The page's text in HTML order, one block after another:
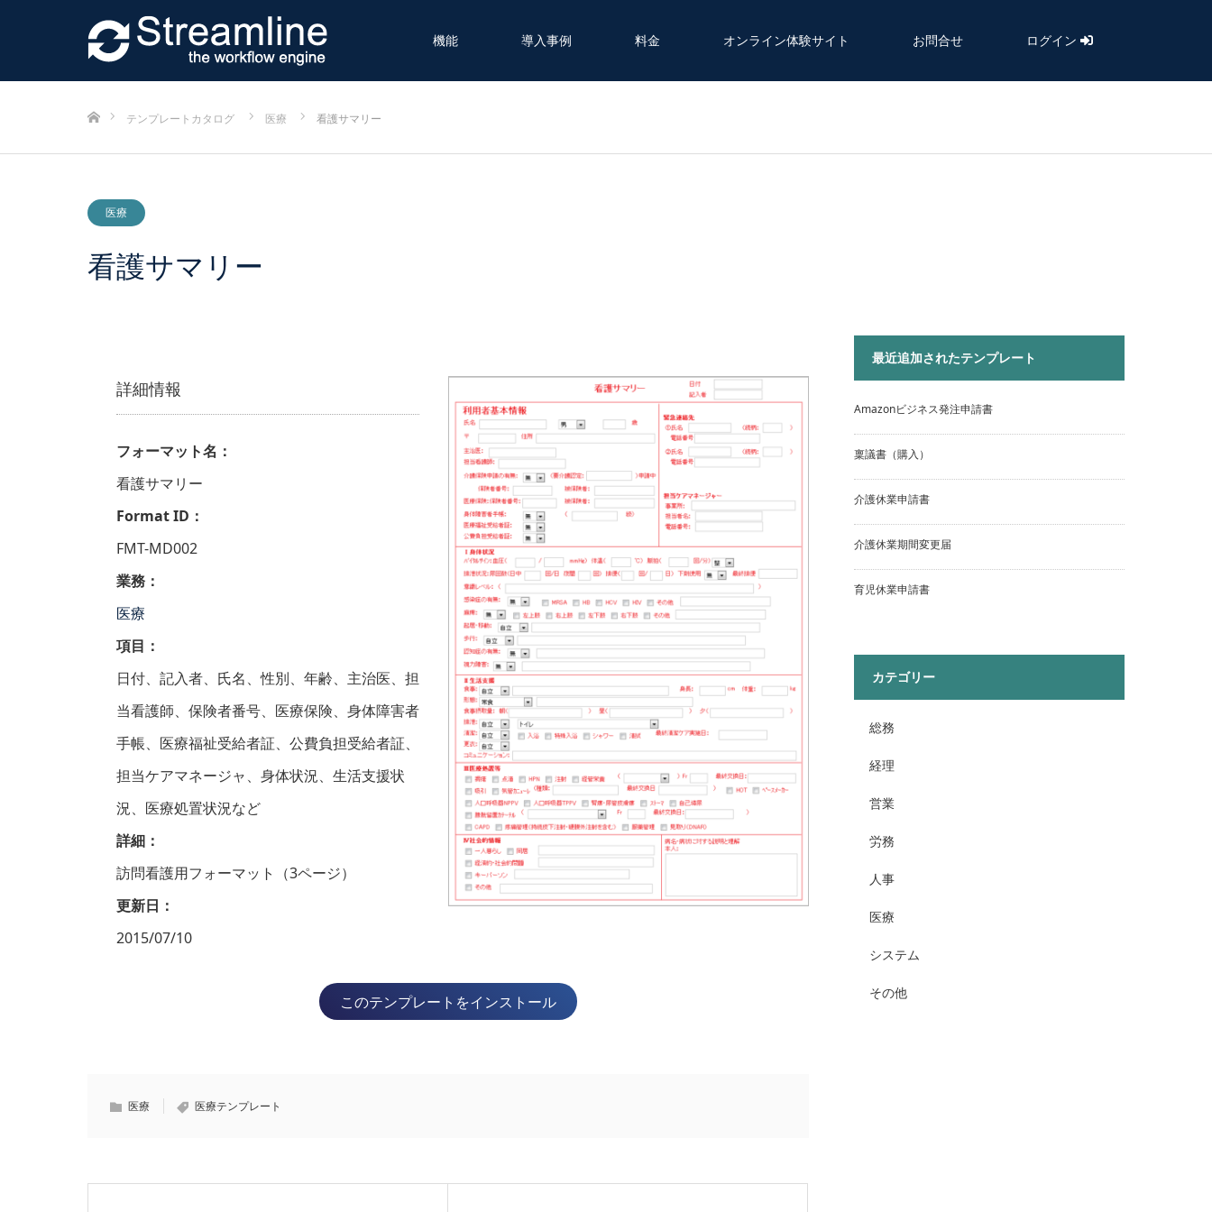
機能 導入事例 料金 オンライン体験サイト お問合せ ログイン
テンプレートカタログ
医療 看護サマリー
医療
看護サマリー
詳細情報
フォーマット名：
看護サマリー
Format ID：
FMT-MD002
業務：
医療
項目：
日付、記入者、氏名、性別、年齢、主治医、担
当看護師、保険者番号、医療保険、身体障害者
手帳、医療福祉受給者証、公費負担受給者証、
担当ケアマネージャ、身体状況、生活支援状
況、医療処置状況など
詳細：
訪問看護用フォーマット（3ページ）
更新日：
2015/07/10
このテンプレートをインストール
医療 医療テンプレート
最近追加されたテンプレート
Amazonビジネス発注申請書
稟議書（購入）
介護休業申請書
介護休業期間変更届
育児休業申請書
カテゴリー
総務
経理
営業
労務
人事
医療
システム
その他